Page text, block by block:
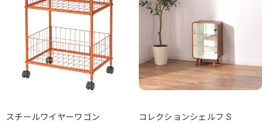
スチールワイヤーワゴン コレクションシェルフ S